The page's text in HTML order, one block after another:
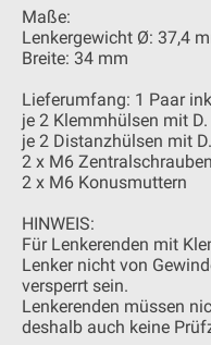
Maße:
Lenkergewicht Ø: 37,4
Breite: 34 mm
Lieferumfang: 1 Paar
je 2 Klemmhülsen mit
je 2 Distanzhülsen mit
2 x M6 Zentralschrauben
2 x M6 Konusmuttern
HINWEIS:
Für Lenkerenden mit
Lenker nicht von
versperrt sein.
Lenkerenden müssen
deshalb auch keine